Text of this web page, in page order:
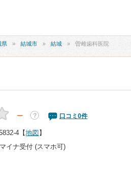
県 結城市 結城 曽雌歯科医院
－ ？ 口コミ 0件
4 【地図 】
マイナ受付 (スマホ可)